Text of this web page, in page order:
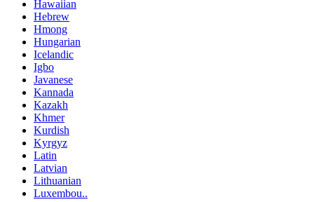
Hawaiian
Hebrew
Hmong
Hungarian
Icelandic
Igbo
Javanese
Kannada
Kazakh
Khmer
Kurdish
Kyrgyz
Latin
Latvian
Lithuanian
Luxembou..